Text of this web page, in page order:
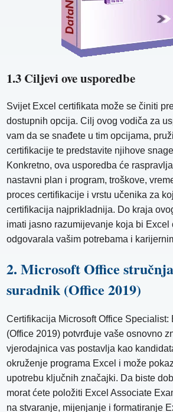
1.3 Ciljevi ove usporedbe
Svijet Excel certifikata može se činiti
dostupnih opcija. Cilj ovog vodiča za
vam da se snađete u tim opcijama,
certifikacije te predstavite njihove
Konkretno, ova usporedba će
nastavni plan i program, troškove,
proces certifikacije i vrstu učenika za
certifikacija najprikladnija. Do kraja
imati jasno razumijevanje koja bi
odgovarala vašim potrebama i
2. Microsoft Office
suradnik (Office 2019)
Certifikacija Microsoft Office Specialist:
(Office 2019) potvrđuje vaše osnovno
vjerodajnica vas postavlja kao
okruženje programa Excel i može
upotrebu ključnih značajki. Da biste
morat ćete položiti Excel Associate
na stvaranje, mijenjanje i formatiranje